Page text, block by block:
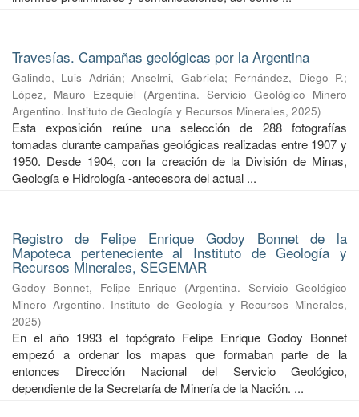
Travesías. Campañas geológicas por la Argentina
Galindo, Luis Adrián;Anselmi, Gabriela; Fernández, Diego P.;
López, Mauro Ezequiel (Argentina. Servicio Geológico Minero
Argentino. Instituto de Geología y Recursos Minerales, 2025)
Esta exposición reúne una selección de 288 fotografías
tomadas durante campañas geológicas realizadas entre 1907 y
1950. Desde 1904, con la creación de la División de Minas,
Geología e Hidrología -antecesora del actual ...
Registro de Felipe Enrique Godoy Bonnet de la
Mapoteca perteneciente al Instituto de Geología y
Recursos Minerales, SEGEMAR
Godoy Bonnet, Felipe Enrique (Argentina. Servicio Geológico
Minero Argentino. Instituto de Geología y Recursos Minerales,
2025)
En el año 1993 el topógrafo Felipe Enrique Godoy Bonnet
empezó a ordenar los mapas que formaban parte de la
entonces Dirección Nacional del Servicio Geológico,
dependiente de la Secretaría de Minería de la Nación. ...